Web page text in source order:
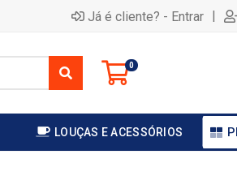
Já é cliente? - Entrar |
0
LOUÇAS E ACESSÓRIOS